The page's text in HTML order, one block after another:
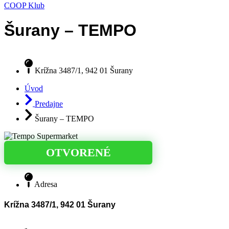
COOP Klub
Šurany – TEMPO
Krížna 3487/1, 942 01 Šurany
Úvod
Predajne
Šurany – TEMPO
OTVORENÉ
Adresa
Krížna 3487/1, 942 01 Šurany